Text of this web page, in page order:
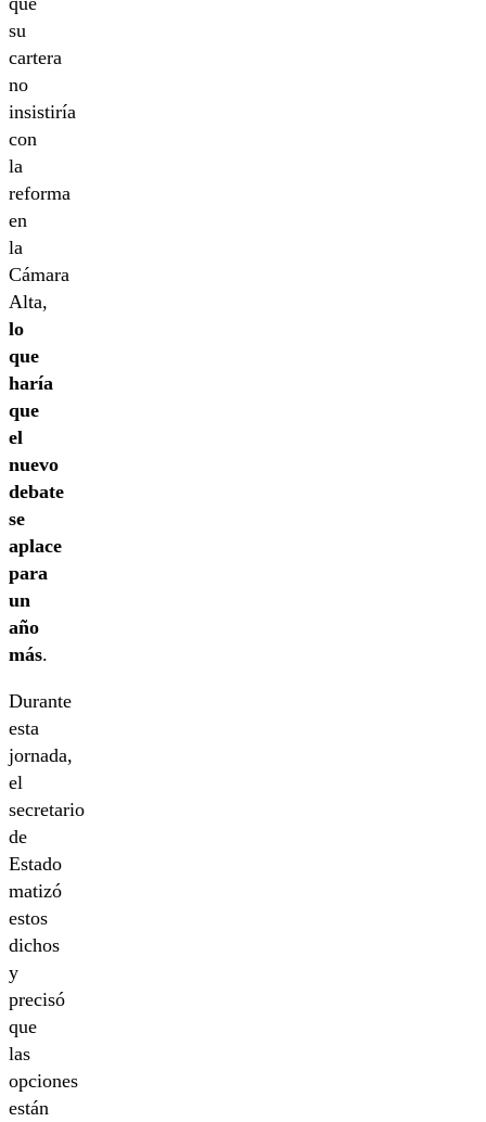
su
cartera
no
insistiría
con
la
reforma
en
la
Cámara
Alta,
lo
que
haría
que
el
nuevo
debate
se
aplace
para
un
año
más.
Durante
esta
jornada,
el
secretario
de
Estado
matizó
estos
dichos
y
precisó
que
las
opciones
están